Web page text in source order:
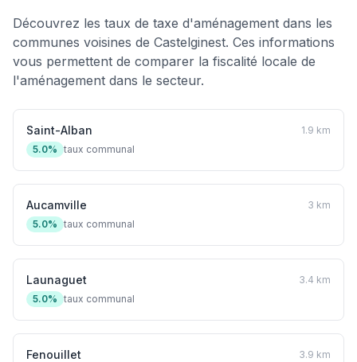
Découvrez les taux de taxe d'aménagement dans les
communes voisines de Castelginest. Ces informations
vous permettent de comparer la fiscalité locale de
l'aménagement dans le secteur.
Saint-Alban
1.9 km
5.0% taux communal
Aucamville
3 km
5.0% taux communal
Launaguet
3.4 km
5.0% taux communal
Fenouillet
3.9 km